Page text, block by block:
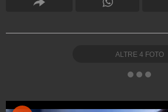
ALTRE 4 FOTO